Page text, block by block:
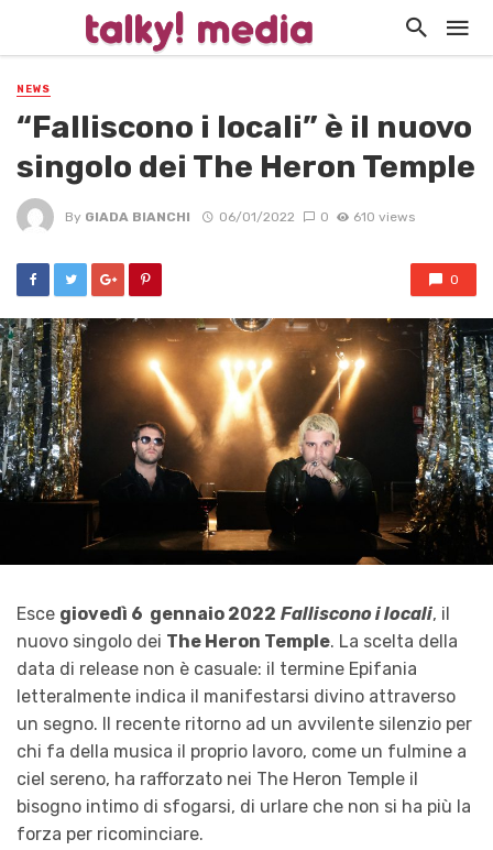
NEWS
“Falliscono i locali” è il nuovo
singolo dei The Heron Temple
By GIADA BIANCHI 06/01/2022 0 610 views
0
Esce giovedì 6 gennaio 2022 Falliscono i locali, il
nuovo singolo dei The Heron Temple. La scelta della
data di release non è casuale: il termine Epifania
letteralmente indica il manifestarsi divino attraverso
un segno. Il recente ritorno ad un avvilente silenzio per
chi fa della musica il proprio lavoro, come un fulmine a
ciel sereno, ha rafforzato nei The Heron Temple il
bisogno intimo di sfogarsi, di urlare che non si ha più la
forza per ricominciare.